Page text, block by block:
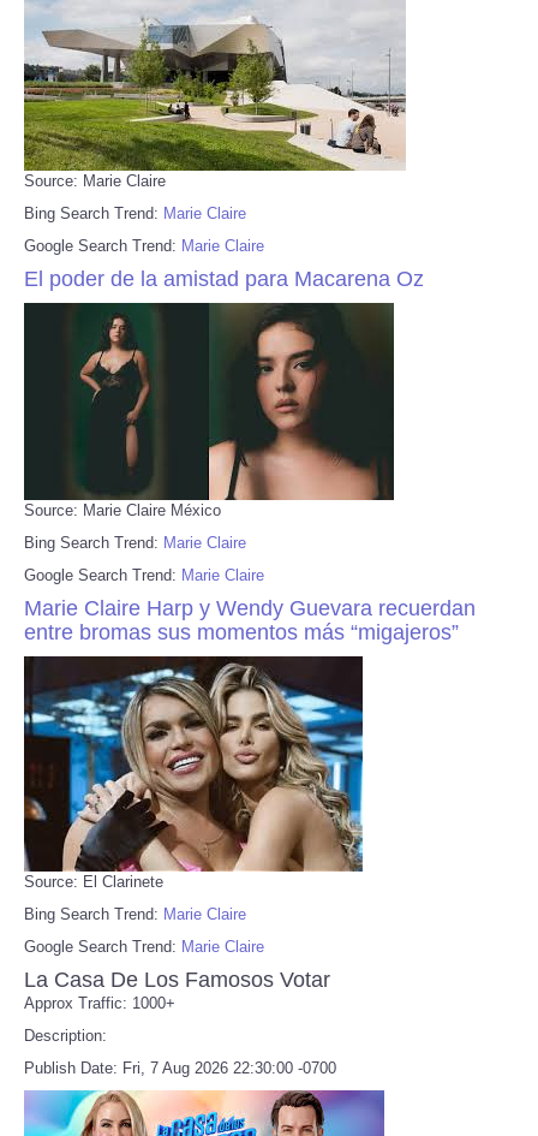
Source: Marie Claire
Bing Search Trend: Marie Claire
Google Search Trend: Marie Claire
El poder de la amistad para Macarena Oz
Source: Marie Claire México
Bing Search Trend: Marie Claire
Google Search Trend: Marie Claire
Marie Claire Harp y Wendy Guevara recuerdan
entre bromas sus momentos más “migajeros”
Source: El Clarinete
Bing Search Trend: Marie Claire
Google Search Trend: Marie Claire
La Casa De Los Famosos Votar
Approx Traffic: 1000+
Description:
Publish Date: Fri, 7 Aug 2026 22:30:00 -0700